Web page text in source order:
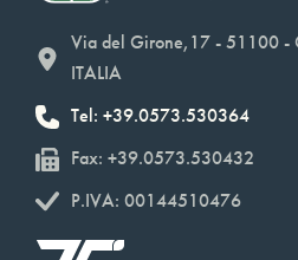
Via del Girone,17 - 51100 -
ITALIA
Tel: +39.0573.530364
Fax: +39.0573.530432
P.IVA: 00144510476